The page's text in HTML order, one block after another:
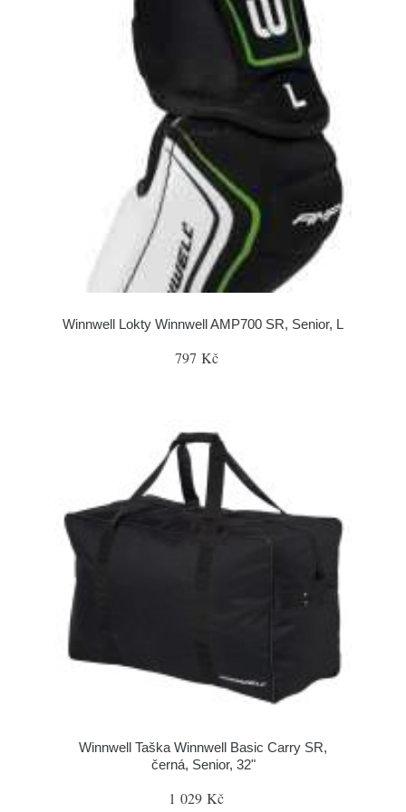
Winnwell Lokty Winnwell AMP700 SR, Senior, L
797 Kč
Winnwell Taška Winnwell Basic Carry SR,
černá, Senior, 32"
1 029 Kč